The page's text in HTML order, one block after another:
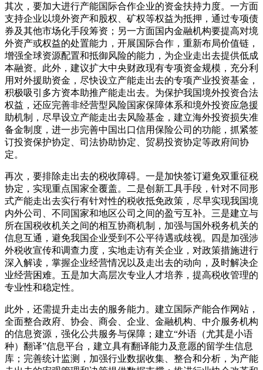
其次，要加大进行产能国际合作企业的资金扶持力度。一方面
支持企业以境外资产和股权、矿权等权益为抵押，通过专项债
券及其他市场化手段筹资；另一方面国内金融机构要提高对境
外资产或权益的处置能力，开展国际合作，重新布局价值链，
增强全球资源配置和抵御风险的能力，为企业走出去提供低成
本融资。此外，建议扩大中央财政现有专项资金规模，充分利
用对外援助资金，尽快设立产能走出去的专项产业投资基金，
积极吸引多方资本助推产能走出去。为保护我国境外投资合法
权益，还应完善非经营型风险国家保障体系和境外投资应急援
助机制，尽早设立产能走出去风险基金，建立海外投资损失准
备金制度，进一步完善中国出口信用保险公司的功能，抓紧签
订投资保护协定、司法协助协定、贸易投资协定等政府间协
定。
再次，要排除走出去的税收障碍。一是加快签订避免双重征税
协定，实现重点国家全覆盖。二是创新工具手段，针对不同形
式产能走出去实行有针对性的税收抵免政策，尽早实现我国境
内外公司、不同国家和地区公司之间的盈亏互补。三是建立与
所在国税收机关之间的相互协商机制，加强与国外税务机关的
信息互通，避免我国企业受到不公平待遇或歧视。四是加强涉
外税收宣传和调查力度，实地走访有关企业，对政策措施进行
深入解读，掌握企业经营情况以及走出去的动向，及时解决企
业经营困难。五是加大高层次专业人才培养，提高税收管理的
专业性和稳定性。
此外，还需提升走出去的服务能力。建立国际产能合作网站，
全面整合政府、协会、商会、企业、金融机构、中介服务机构
的信息资源，强化公共服务与保障；建立“外语（尤其是小语
种）翻译”信息平台，建立具有翻译能力及意愿的留学生信息
库；完善统计监测，加强行业数据收集、整合和分析，为产能